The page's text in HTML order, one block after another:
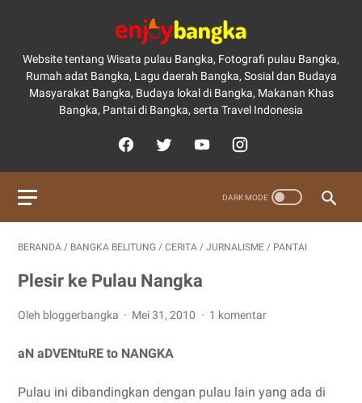
Website tentang Wisata pulau Bangka, Fotografi pulau Bangka,
Rumah adat Bangka, Lagu daerah Bangka, Sosial dan Budaya
Masyarakat Bangka, Budaya lokal di Bangka, Makanan Khas
Bangka, Pantai di Bangka, serta Travel Indonesia
BERANDA / BANGKA BELITUNG / CERITA / JURNALISME / PANTAI
Plesir ke Pulau Nangka
Oleh bloggerbangka Mei 31, 2010 1 komentar
aN aDVENtuRE to NANGKA
Pulau ini dibandingkan dengan pulau lain yang ada di